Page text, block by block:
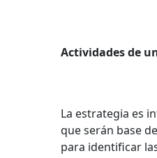
Actividades de
La estrategia es
que serán base
para identificar